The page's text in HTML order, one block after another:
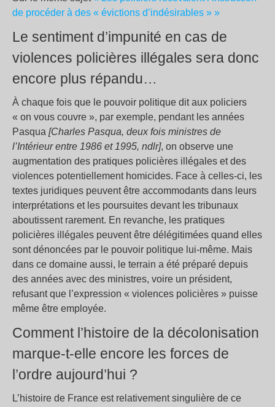
de procéder à des « évictions d’indésirables » »
Le sentiment d’impunité en cas de
violences policières illégales sera donc
encore plus répandu…
À chaque fois que le pouvoir politique dit aux policiers
« on vous couvre », par exemple, pendant les années
Pasqua [Charles Pasqua, deux fois ministres de
l’Intérieur entre 1986 et 1995, ndlr], on observe une
augmentation des pratiques policières illégales et des
violences potentiellement homicides. Face à celles-ci, les
textes juridiques peuvent être accommodants dans leurs
interprétations et les poursuites devant les tribunaux
aboutissent rarement. En revanche, les pratiques
policières illégales peuvent être délégitimées quand elles
sont dénoncées par le pouvoir politique lui-même. Mais
dans ce domaine aussi, le terrain a été préparé depuis
des années avec des ministres, voire un président,
refusant que l’expression « violences policières » puisse
même être employée.
Comment l’histoire de la décolonisation
marque-t-elle encore les forces de
l’ordre aujourd’hui ?
L’histoire de France est relativement singulière de ce